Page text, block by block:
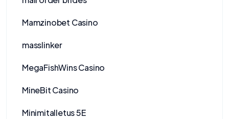
Mamzinobet Casino
masslinker
MegaFishWins Casino
MineBit Casino
Minimitalletus 5E